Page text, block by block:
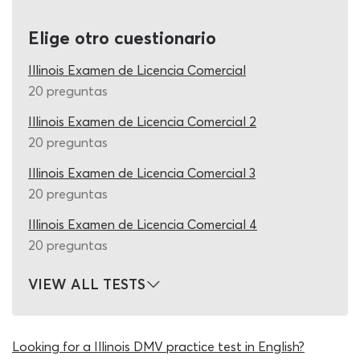
requerido para la aprobación durante tu etapa de
entrenamiento, ya que debes dejar un margen de
maniobra para tu cita con las autoridades pensando en
errores involuntarios y equivocaciones fortuitas producto
A lo largo del cuestionario de CDL de tanques de Illinois
podrás trabajar con temas como inspección del vehículo,
reglas de conducción, dispositivos y más. Seguramente
te encontrarás con preguntas como la diferencia entre
mamparos y desviadores, cómo tomar las curvas, uso de
las rampas de entrada y salida, factores para
y otras relacionadas con el manual de CDL que puedes
frenos de aire del DMV 2026, de vehículos de
Elige otro cuestionario
Illinois Examen de Licencia Comercial
20 preguntas
Illinois Examen de Licencia Comercial 2
20 preguntas
Illinois Examen de Licencia Comercial 3
20 preguntas
Illinois Examen de Licencia Comercial 4
20 preguntas
VIEW ALL TESTS
Looking for a Illinois DMV practice test in English?